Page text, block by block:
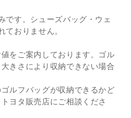
です。シューズバッグ・ウェ
ておりません。
をご案内しております。ゴル
きさにより収納できない場合
ルフバッグが収納できるかど
ヨタ販売店にご相談くださ